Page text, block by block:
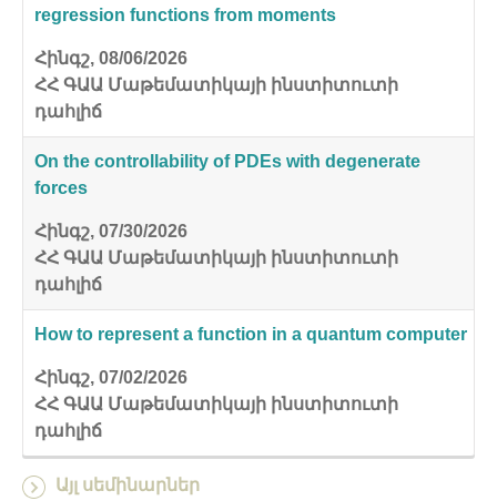
regression functions from moments
Հինգշ, 08/06/2026
ՀՀ ԳԱԱ Մաթեմատիկայի ինստիտուտի
դահլիճ
On the controllability of PDEs with degenerate
forces
Հինգշ, 07/30/2026
ՀՀ ԳԱԱ Մաթեմատիկայի ինստիտուտի
դահլիճ
How to represent a function in a quantum computer
Հինգշ, 07/02/2026
ՀՀ ԳԱԱ Մաթեմատիկայի ինստիտուտի
դահլիճ
Այլ սեմինարներ